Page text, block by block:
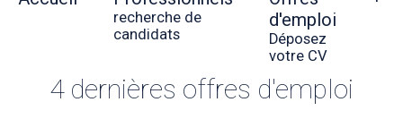
recherche de
candidats
d'emploi
Déposez
votre CV
4 dernières offres d'emploi